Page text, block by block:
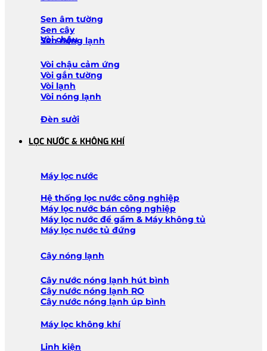
Sen âm tường
Sen cây
Sen nóng lạnh
Vòi chậu
Vòi chậu cảm ứng
Vòi gắn tường
Vòi lạnh
Vòi nóng lạnh
Đèn sưởi
LỌC NƯỚC & KHÔNG KHÍ
Máy lọc nước
Hệ thống lọc nước công nghiệp
Máy lọc nước bán công nghiệp
Máy lọc nước để gầm & Máy không tủ
Máy lọc nước tủ đứng
Cây nóng lạnh
Cây nước nóng lạnh hút bình
Cây nước nóng lạnh RO
Cây nước nóng lạnh úp bình
Máy lọc không khí
Linh kiện